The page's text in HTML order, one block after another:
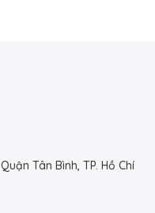
Tân Bình, TP. Hồ Chí